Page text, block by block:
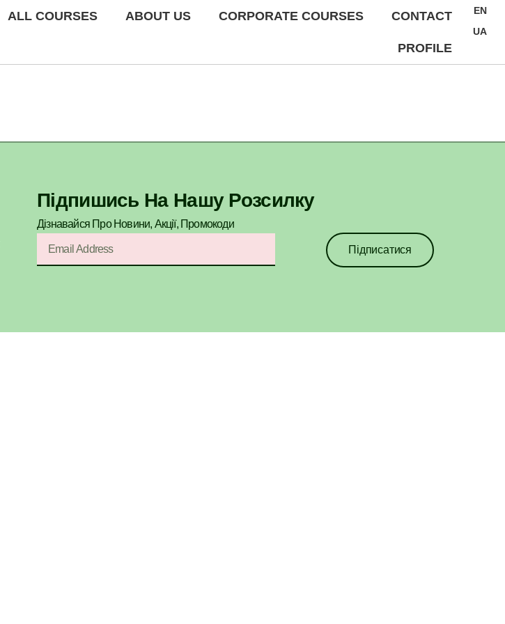
ALL COURSES ABOUT US CORPORATE COURSES CONTACT
PROFILE
EN
UA
Підпишись На Нашу Розсилку
Дізнавайся Про Новини, Акції, Промокоди​
Підписатися